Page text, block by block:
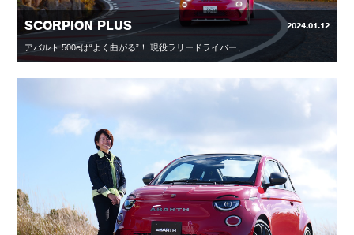
SCORPION PLUS 2024.01.12
アバルト 500eは“よく曲がる”！ 現役ラリードライバー、...